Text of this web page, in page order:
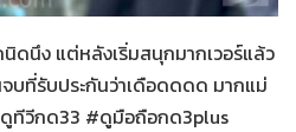
ดนึง แต่หลังเริ่มสนุกมากเวอร์แล้ว
ที่รับประกันว่าเดือดดดด มากแม่
ทีวีกด33 #ดูมือถือกด3plus